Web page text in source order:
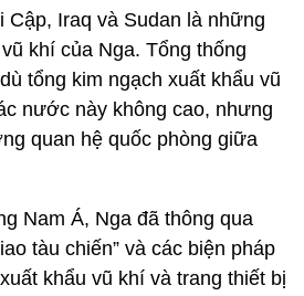
Cập, Iraq và Sudan là những
khí của Nga. Tổng thống
tổng kim ngạch xuất khẩu vũ
nước này không cao, nhưng
quan hệ quốc phòng giữa
Nam Á, Nga đã thông qua
tàu chiến” và các biện pháp
khẩu vũ khí và trang thiết bị